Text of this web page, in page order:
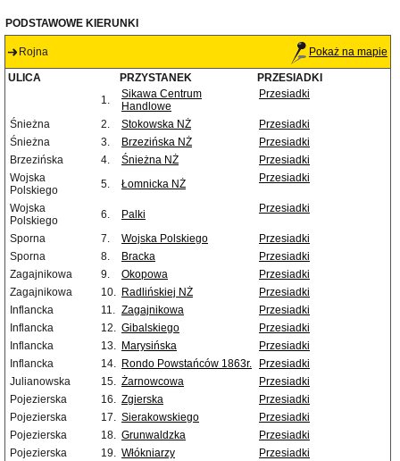
PODSTAWOWE KIERUNKI
Rojna Pokaż na mapie
ULICA PRZYSTANEK
PRZESIADKI
1.
Sikawa Centrum
Handlowe
Przesiadki
Śnieżna 2. Stokowska NŻ
Przesiadki
Śnieżna
3. Brzezińska NŻ
Przesiadki
Brzezińska
4. Śnieżna NŻ
Przesiadki
Wojska
Polskiego
5. Łomnicka NŻ Przesiadki
Wojska
Polskiego
6. Palki Przesiadki
Sporna 7. Wojska Polskiego
Przesiadki
Sporna
8. Bracka
Przesiadki
Zagajnikowa
9. Okopowa
Przesiadki
Zagajnikowa
10. Radlińskiej NŻ
Przesiadki
Inflancka
11. Zagajnikowa
Przesiadki
Inflancka
12. Gibalskiego
Przesiadki
Inflancka
13. Marysińska
Przesiadki
Inflancka
14. Rondo Powstańców 1863r.
Przesiadki
Julianowska
15. Żarnowcowa
Przesiadki
Pojezierska
16. Zgierska
Przesiadki
Pojezierska
17. Sierakowskiego
Przesiadki
Pojezierska
18. Grunwaldzka
Przesiadki
Pojezierska
19. Włókniarzy
Przesiadki